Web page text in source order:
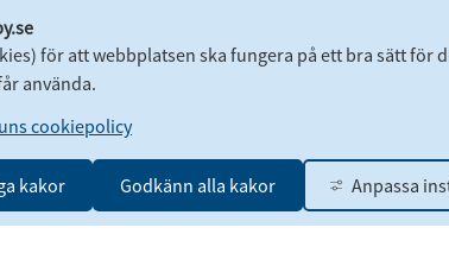
för att webbplatsen ska fungera på ett bra sätt för
använda.
cookiepolicy
kakor Godkänn alla kakor Anpassa